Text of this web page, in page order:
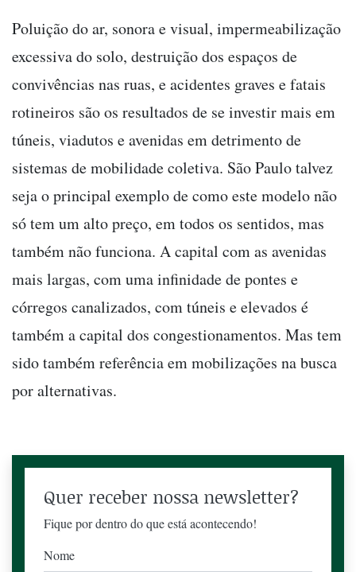
Poluição do ar, sonora e visual, impermeabilização
excessiva do solo, destruição dos espaços de
convivências nas ruas, e acidentes graves e fatais
rotineiros são os resultados de se investir mais em
túneis, viadutos e avenidas em detrimento de
sistemas de mobilidade coletiva. São Paulo talvez
seja o principal exemplo de como este modelo não
só tem um alto preço, em todos os sentidos, mas
também não funciona. A capital com as avenidas
mais largas, com uma infinidade de pontes e
córregos canalizados, com túneis e elevados é
também a capital dos congestionamentos. Mas tem
sido também referência em mobilizações na busca
por alternativas.
Quer receber nossa newsletter?
Fique por dentro do que está acontecendo!
Nome